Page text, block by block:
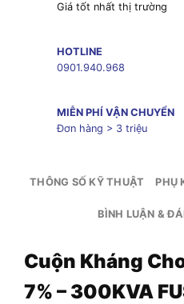
Giá tốt nhất thị trường
HOTLINE
0901.940.968
MIỄN PHÍ VẬN CHUYỂN
Đơn hàng > 3 triệu
THÔNG SỐ KỸ THUẬT PHỤ
BÌNH LUẬN &
Cuộn Kháng
7% – 300KVA